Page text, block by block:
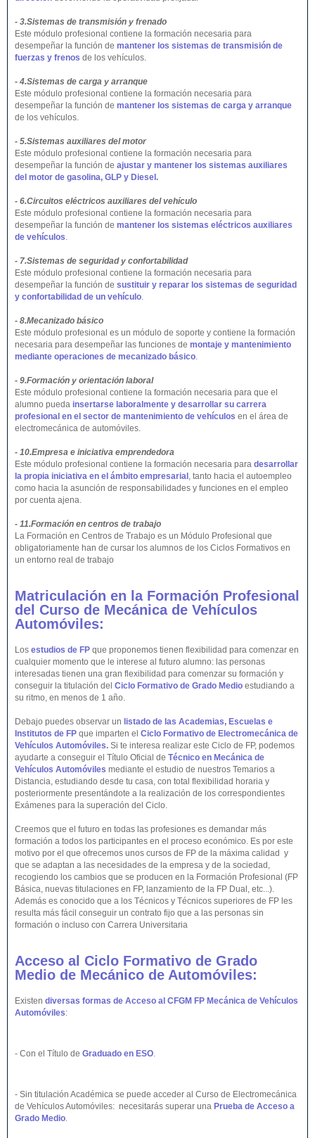
- 3.Sistemas de transmisión y frenado
Este módulo profesional contiene la formación necesaria para
desempeñar la función de mantener los sistemas de transmisión de
fuerzas y frenos de los vehículos.
- 4.Sistemas de carga y arranque
Este módulo profesional contiene la formación necesaria para
desempeñar la función de mantener los sistemas de carga y arranque
de los vehículos.
- 5.Sistemas auxiliares del motor
Este módulo profesional contiene la formación necesaria para
desempeñar la función de ajustar y mantener los sistemas auxiliares
del motor de gasolina, GLP y Diesel.
- 6.Circuitos eléctricos auxiliares del vehículo
Este módulo profesional contiene la formación necesaria para
desempeñar la función de mantener los sistemas eléctricos auxiliares
de vehículos.
- 7.Sistemas de seguridad y confortabilidad
Este módulo profesional contiene la formación necesaria para
desempeñar la función de sustituir y reparar los sistemas de seguridad
y confortabilidad de un vehículo.
- 8.Mecanizado básico
Este módulo profesional es un módulo de soporte y contiene la formación
necesaria para desempeñar las funciones de montaje y mantenimiento
mediante operaciones de mecanizado básico.
- 9.Formación y orientación laboral
Este módulo profesional contiene la formación necesaria para que el
alumno pueda insertarse laboralmente y desarrollar su carrera
profesional en el sector de mantenimiento de vehículos en el área de
electromecánica de automóviles.
- 10.Empresa e iniciativa emprendedora
Este módulo profesional contiene la formación necesaria para desarrollar
la propia iniciativa en el ámbito empresarial , tanto hacia el autoempleo
como hacia la asunción de responsabilidades y funciones en el empleo
por cuenta ajena.
- 11.Formación en centros de trabajo
La Formación en Centros de Trabajo es un Módulo Profesional que
obligatoriamente han de cursar los alumnos de los Ciclos Formativos en
un entorno real de trabajo
Matriculación en la Formación Profesional
del Curso de Mecánica de Vehículos
Automóviles:
Los estudios de FP que proponemos tienen flexibilidad para comenzar en
cualquier momento que le interese al futuro alumno: las personas
interesadas tienen una gran flexibilidad para comenzar su formación y
conseguir la titulación del Ciclo Formativo de Grado Medio estudiando a
su ritmo, en menos de 1 año.
Debajo puedes observar un listado de las Academias, Escuelas e
Institutos de FP que imparten el Ciclo Formativo de Electromecánica de
Vehículos Automóviles. Si te interesa realizar este Ciclo de FP, podemos
ayudarte a conseguir el Título Oficial de Técnico en Mecánica de
Vehículos Automóviles mediante el estudio de nuestros Temarios a
Distancia, estudiando desde tu casa, con total flexibilidad horaria y
posteriormente presentándote a la realización de los correspondientes
Exámenes para la superación del Ciclo.
Creemos que el futuro en todas las profesiones es demandar más
formación a todos los participantes en el proceso económico. Es por este
motivo por el que ofrecemos unos cursos de FP de la máxima calidad y
que se adaptan a las necesidades de la empresa y de la sociedad,
recogiendo los cambios que se producen en la Formación Profesional (FP
Básica, nuevas titulaciones en FP, lanzamiento de la FP Dual, etc...).
Además es conocido que a los Técnicos y Técnicos superiores de FP les
resulta más fácil conseguir un contrato fijo que a las personas sin
formación o incluso con Carrera Universitaria
Acceso al Ciclo Formativo de Grado
Medio de Mecánico de Automóviles:
Existen diversas formas de Acceso al CFGM FP Mecánica de Vehículos
Automóviles:
- Con el Título de Graduado en ESO.
- Sin titulación Académica se puede acceder al Curso de Electromecánica
de Vehículos Automóviles: necesitarás superar una Prueba de Acceso a
Grado Medio.